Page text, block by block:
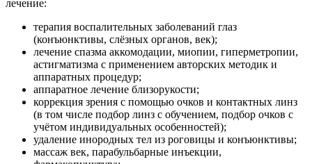
лечение:
терапия воспалительных заболеваний глаз
(конъюнктивы, слёзных органов, век);
лечение спазма аккомодации, миопии, гиперметропии,
астигматизма с применением авторских методик и
аппаратных процедур;
аппаратное лечение близорукости;
коррекция зрения с помощью очков и контактных линз
(в том числе подбор линз с обучением, подбор очков с
учётом индивидуальных особенностей);
удаление инородных тел из роговицы и конъюнктивы;
массаж век, парабульбарные инъекции,